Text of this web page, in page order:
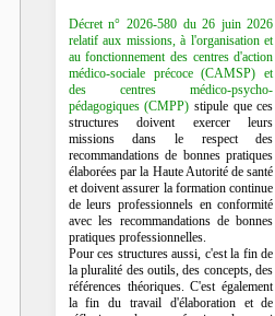
Décret n° 2026-580 du 26 juin 2026
relatif aux missions, à l'organisation et
au fonctionnement des centres d'action
médico-sociale précoce (CAMSP) et
des centres médico-psycho-
pédagogiques (CMPP) stipule que ces
structures doivent exercer leurs
missions dans le respect des
recommandations de bonnes pratiques
élaborées par la Haute Autorité de santé
et doivent assurer la formation continue
de leurs professionnels en conformité
avec les recommandations de bonnes
pratiques professionnelles.
Pour ces structures aussi, c'est la fin de
la pluralité des outils, des concepts, des
références théoriques. C'est également
la fin du travail d'élaboration et de